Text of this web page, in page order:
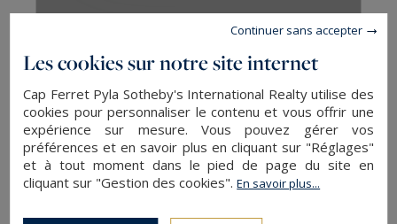
Sotheby's Homes
New York City, USA
Emmanuelle Ritchie
DÉCOUVRIR
Les cookies sur notre site internet
Cap Ferret Pyla Sotheby's International Realty utilise des
cookies pour personnaliser le contenu et vous offrir une
expérience sur mesure. Vous pouvez gérer vos
préférences et en savoir plus en cliquant sur "Réglages"
et à tout moment dans le pied de page du site en
cliquant sur "Gestion des cookies".En savoir plus...
Continuer sans accepter